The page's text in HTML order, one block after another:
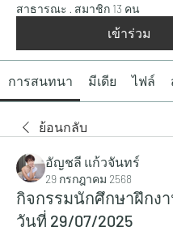
สาธารณะ · สมาชิก 13 คน
เข้าร่วม
การสนทนา มีเดีย ไฟล์
ย้อนกลับ
อัญชลี แก้วจันทร์
29 กรกฎาคม 2568
กิจกรรมนักศึกษาฝึกง
วันที่ 29/07/2025